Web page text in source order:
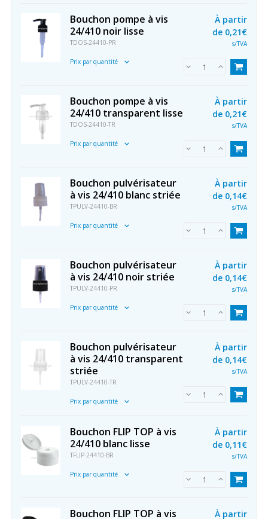
Bouchon pompe à vis
24/410 noir lisse
TDOS-24410-PR
Prix par quantité
À partir
de 0,21€
s/TVA
Bouchon pompe à vis
24/410 transparent lisse
TDOS-24410-TR
Prix par quantité
À partir
de 0,21€
s/TVA
Bouchon pulvérisateur
à vis 24/410 blanc striée
TPULV-24410-BR
Prix par quantité
À partir
de 0,14€
s/TVA
Bouchon pulvérisateur
à vis 24/410 noir striée
TPULV-24410-PR
Prix par quantité
À partir
de 0,14€
s/TVA
Bouchon pulvérisateur
à vis 24/410 transparent
striée
TPULV-24410-TR
Prix par quantité
À partir
de 0,14€
s/TVA
Bouchon FLIP TOP à vis
24/410 blanc lisse
TFLIP-24410-BR
Prix par quantité
À partir
de 0,11€
s/TVA
Bouchon FLIP TOP à vis
À partir